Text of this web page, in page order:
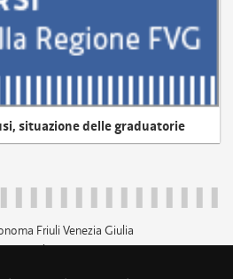
situazione delle graduatorie
Friuli Venezia Giulia
p.iva 00526040324